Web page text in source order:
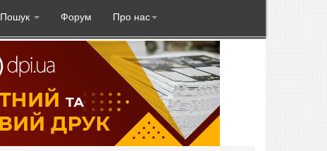
Пошук Форум Про нас